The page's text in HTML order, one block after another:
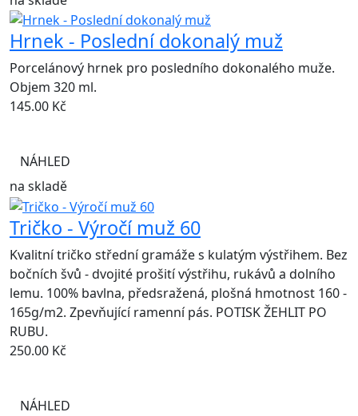
Hrnek - Poslední dokonalý muž
Porcelánový hrnek pro posledního dokonalého muže.
Objem 320 ml.
145.00 Kč
NÁHLED
na skladě
Tričko - Výročí muž 60
Kvalitní tričko střední gramáže s kulatým výstřihem. Bez
bočních švů - dvojité prošití výstřihu, rukávů a dolního
lemu. 100% bavlna, předsražená, plošná hmotnost 160 -
165g/m2. Zpevňující ramenní pás. POTISK ŽEHLIT PO
RUBU.
250.00 Kč
NÁHLED